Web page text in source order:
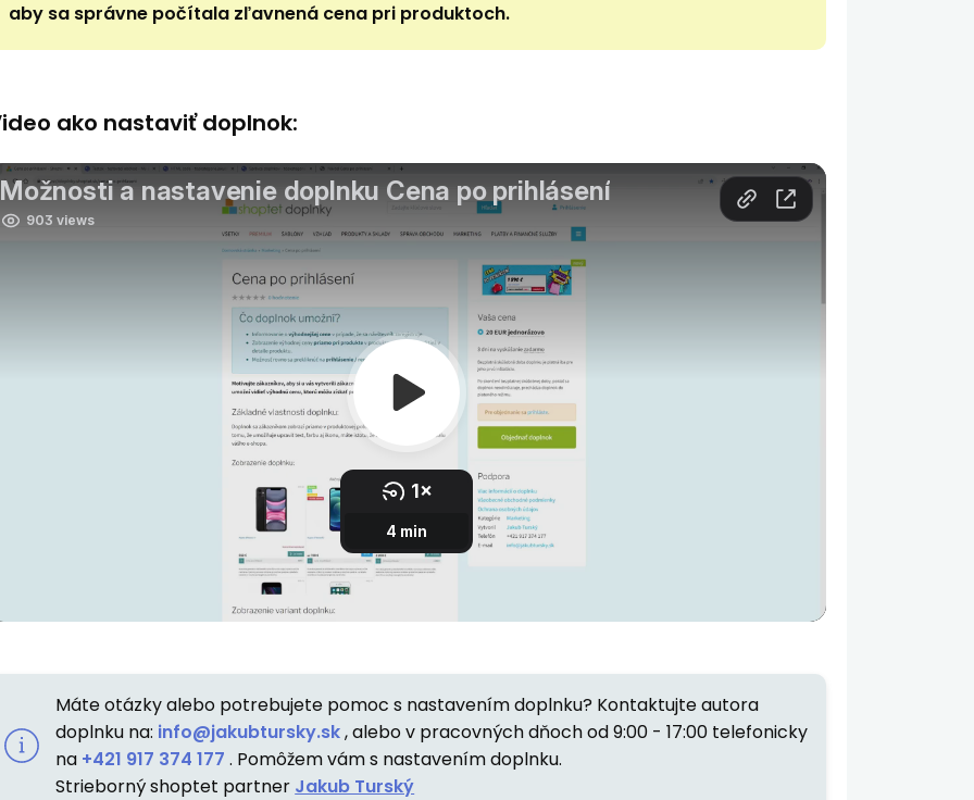
aby sa správne počítala zľavnená cena pri produktoch.
ako nastaviť doplnok:
Máte otázky alebo potrebujete pomoc s nastavením doplnku? Kontaktujte autora
doplnku na: info@jakubtursky.sk, alebo v pracovných dňoch od 9:00 - 17:00 telefonicky
na +421 917 374 177 . Pomôžem vám s nastavením doplnku.
Strieborný shoptet partner Jakub Turský